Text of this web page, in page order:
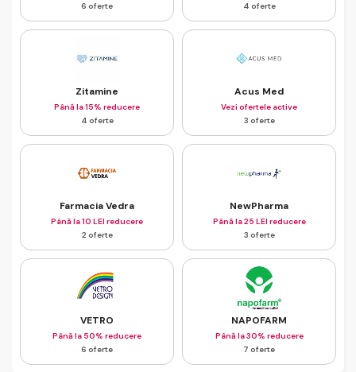
6 oferte
4 oferte
Zitamine
Până la 15% reducere
4 oferte
Acus Med
Vezi ofertele active
3 oferte
Farmacia Vedra
Până la 10 LEI reducere
2 oferte
NewPharma
Până la 25 LEI reducere
3 oferte
VETRO
Până la 50% reducere
6 oferte
NAPOFARM
Până la 30% reducere
7 oferte